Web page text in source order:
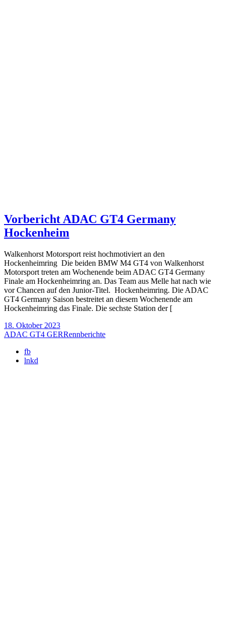
Vorbericht ADAC GT4 Germany
Hockenheim
Walkenhorst Motorsport reist hochmotiviert an den
Hockenheimring Die beiden BMW M4 GT4 von Walkenhorst
Motorsport treten am Wochenende beim ADAC GT4 Germany
Finale am Hockenheimring an. Das Team aus Melle hat nach wie
vor Chancen auf den Junior-Titel. Hockenheimring. Die ADAC
GT4 Germany Saison bestreitet an diesem Wochenende am
Hockenheimring das Finale. Die sechste Station der [
18. Oktober 2023
ADAC GT4 GERRennberichte
fb
lnkd